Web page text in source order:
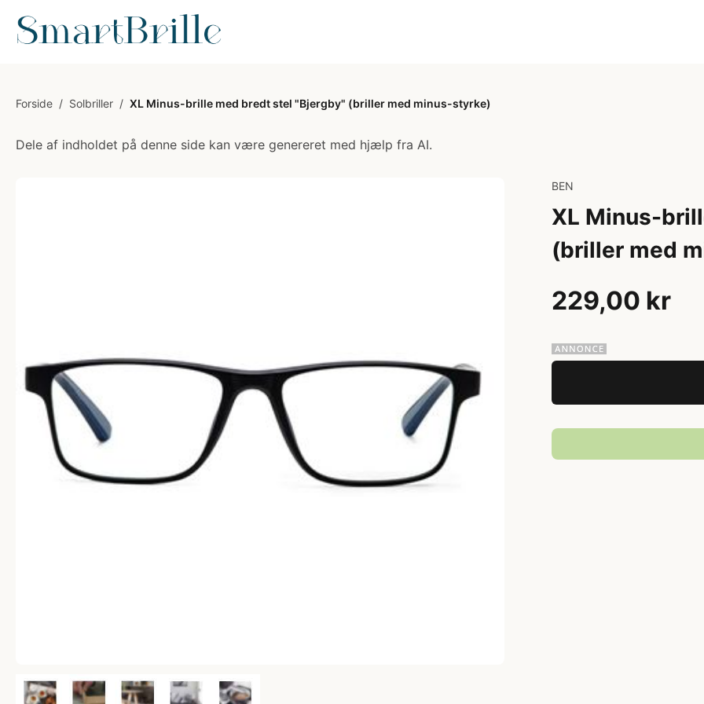
Forside / Solbriller / XL Minus-brille med bredt stel "Bjergby" (briller med minus-styrke)
Dele af indholdet på denne side kan være genereret med hjælp fra AI.
BEN
XL Minus-
(briller med
229,00 kr